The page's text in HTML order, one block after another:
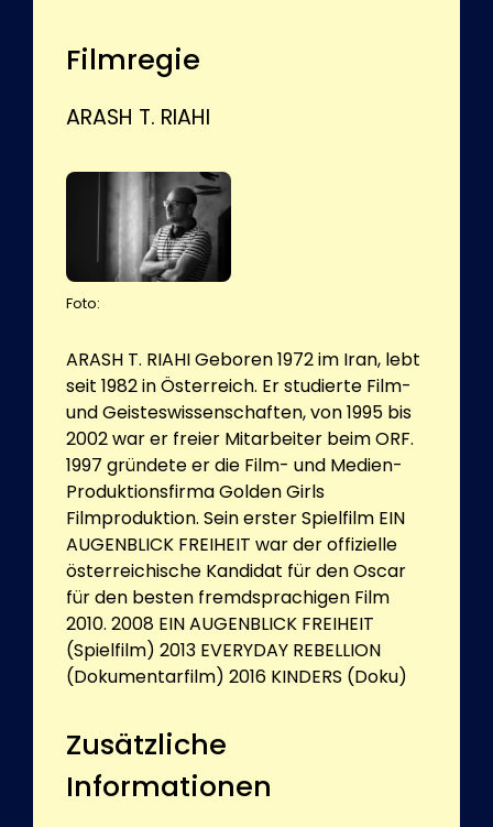
Filmregie
ARASH T. RIAHI
Foto:
ARASH T. RIAHI Geboren 1972 im Iran, lebt
seit 1982 in Österreich. Er studierte Film-
und Geisteswissenschaften, von 1995 bis
2002 war er freier Mitarbeiter beim ORF.
1997 gründete er die Film- und Medien-
Produktionsfirma Golden Girls
Filmproduktion. Sein erster Spielfilm EIN
AUGENBLICK FREIHEIT war der offizielle
österreichische Kandidat für den Oscar
für den besten fremdsprachigen Film
2010. 2008 EIN AUGENBLICK FREIHEIT
(Spielfilm) 2013 EVERYDAY REBELLION
(Dokumentarfilm) 2016 KINDERS (Doku)
Zusätzliche
Informationen